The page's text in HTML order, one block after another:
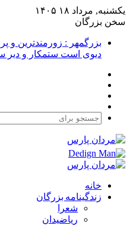
یکشنبه, مرداد ۱۸ ۱۴۰۵
سخن بزرگان
بزرگمهر : زورمندترین و
دیوی است ستمکار و دیر
خانه
زندگینامه بزرگان
شعرا
ریاضیدان